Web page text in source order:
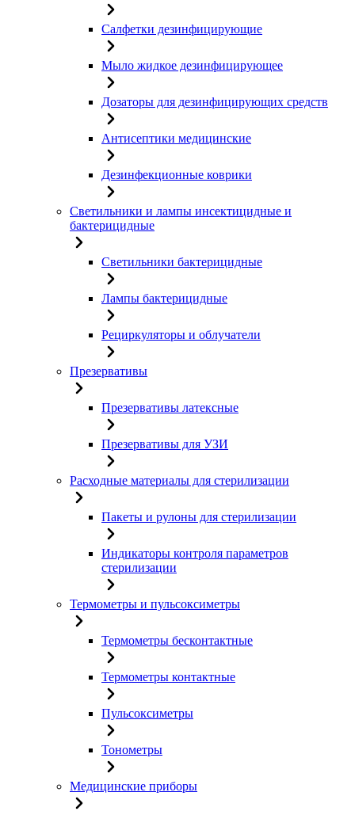
Салфетки дезинфицирующие
Мыло жидкое дезинфицирующее
Дозаторы для дезинфицирующих средств
Антисептики медицинские
Дезинфекционные коврики
Светильники и лампы инсектицидные и
бактерицидные
Светильники бактерицидные
Лампы бактерицидные
Рециркуляторы и облучатели
Презервативы
Презервативы латексные
Презервативы для УЗИ
Расходные материалы для стерилизации
Пакеты и рулоны для стерилизации
Индикаторы контроля параметров
стерилизации
Термометры и пульсоксиметры
Термометры бесконтактные
Термометры контактные
Пульсоксиметры
Тонометры
Медицинские приборы